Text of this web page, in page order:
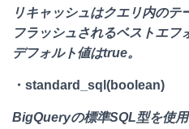
リキャッシュはクエリ内のテ
フラッシュされるベストエフ
デフォルト値はtrue。
・standard_sql(boolean)
BigQueryの標準SQL型を使